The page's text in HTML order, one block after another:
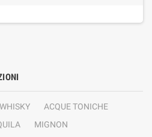
WHISKY
ACQUE TONICHE
MIGNON